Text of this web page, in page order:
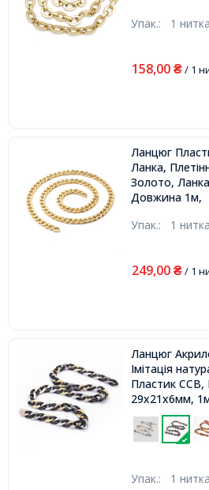
Упак.: 1 нитка
158,00 ₴/ 1
Ланцюг
Ланка,
Золото,
Довжина 1м,
Упак.: 1 нитка
249,00 ₴/ 1
Ланцюг
Імітація
Пластик
29x21x6мм,
Упак.: 1 нитка